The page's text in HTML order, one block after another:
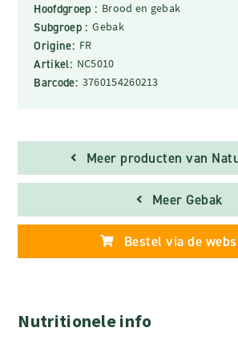
Hoofdgroep : Brood en gebak
Subgroep : Gebak
Origine: FR
Artikel: NC5010
Barcode: 3760154260213
Meer producten van
Meer Gebak
Bestel via de
Nutritionele info